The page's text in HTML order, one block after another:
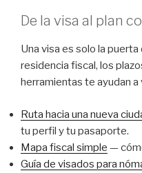
De la visa al plan
Una visa es solo la
residencia fiscal, los
herramientas te ayudan
Ruta hacia una nueva
tu perfil y tu pasaporte.
Mapa fiscal simple —
Guía de visados para